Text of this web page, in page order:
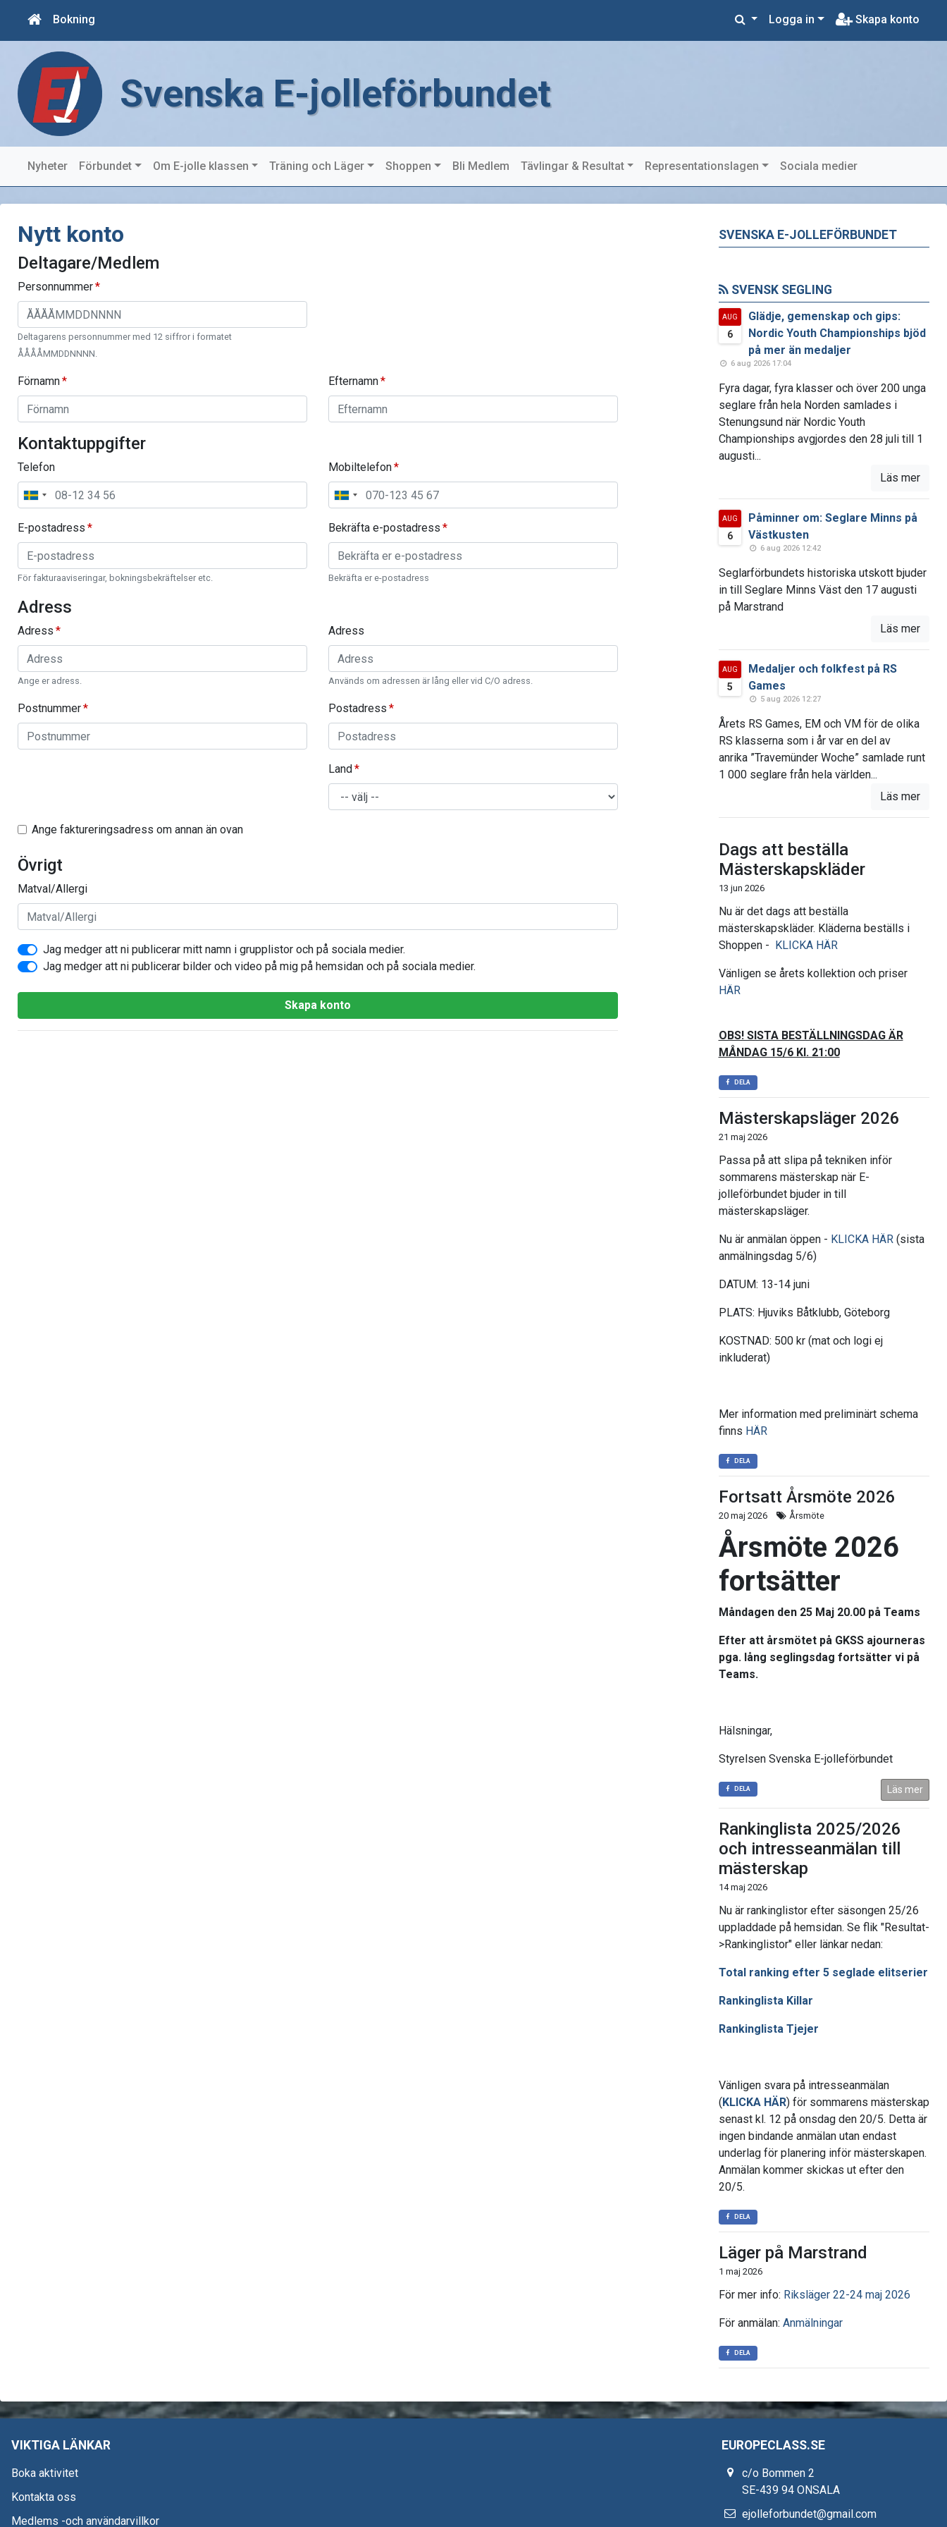
Bokning Logga in Skapa konto
Svenska E-jolleförbundet
Nyheter Förbundet Om E-jolle klassen Träning och Läger Shoppen Bli Medlem Tävlingar & Resultat Representationslagen Sociala medier
Nytt konto
Deltagare/Medlem
Personnummer
Deltagarens personnummer med 12 siffror i formatet
ÅÅÅÅMMDDNNNN.
Förnamn Efternamn
Kontaktuppgifter
Telefon Mobiltelefon
E-postadress
För fakturaaviseringar, bokningsbekräftelser etc.
Bekräfta e-postadress
Bekräfta er e-postadress
Adress
Adress
Ange er adress.
Adress
Används om adressen är lång eller vid C/O adress.
Postnummer Postadress
Land
Ange faktureringsadress om annan än ovan
Övrigt
Matval/Allergi
Jag medger att ni publicerar mitt namn i grupplistor och på sociala medier.
Jag medger att ni publicerar bilder och video på mig på hemsidan och på sociala medier.
Skapa konto
SVENSKA E-JOLLEFÖRBUNDET
SVENSK SEGLING
AUG
6
Glädje, gemenskap och gips:
Nordic Youth Championships bjöd
på mer än medaljer
6 aug 2026 17:04
Fyra dagar, fyra klasser och över 200 unga
seglare från hela Norden samlades i
Stenungsund när Nordic Youth
Championships avgjordes den 28 juli till 1
augusti...
Läs mer
AUG
6
Påminner om: Seglare Minns på
Västkusten
6 aug 2026 12:42
Seglarförbundets historiska utskott bjuder
in till Seglare Minns Väst den 17 augusti
på Marstrand
Läs mer
AUG
5
Medaljer och folkfest på RS
Games
5 aug 2026 12:27
Årets RS Games, EM och VM för de olika
RS klasserna som i år var en del av
anrika ”Travemünder Woche” samlade runt
1 000 seglare från hela världen...
Läs mer
Dags att beställa
Mästerskapskläder
13 jun 2026
Nu är det dags att beställa
mästerskapskläder. Kläderna beställs i
Shoppen - KLICKA HÄR
Vänligen se årets kollektion och priser
HÄR
OBS! SISTA BESTÄLLNINGSDAG ÄR
MÅNDAG 15/6 Kl. 21:00
DELA
Mästerskapsläger 2026
21 maj 2026
Passa på att slipa på tekniken inför
sommarens mästerskap när E-
jolleförbundet bjuder in till
mästerskapsläger.
Nu är anmälan öppen - KLICKA HÄR(sista
anmälningsdag 5/6)
DATUM: 13-14 juni
PLATS: Hjuviks Båtklubb, Göteborg
KOSTNAD: 500 kr (mat och logi ej
inkluderat)
Mer information med preliminärt schema
finns HÄR
DELA
Fortsatt Årsmöte 2026
20 maj 2026 Årsmöte
Årsmöte 2026
fortsätter
Måndagen den 25 Maj 20.00 på Teams
Efter att årsmötet på GKSSajourneras
pga. lång seglingsdag fortsätter vi på
Teams.
Hälsningar,
Styrelsen Svenska E-jolleförbundet
DELA Läs mer
Rankinglista 2025/2026
och intresseanmälan till
mästerskap
14 maj 2026
Nu är rankinglistor efter säsongen 25/26
uppladdade på hemsidan. Se flik "Resultat-
>Rankinglistor" eller länkar nedan:
Total ranking efter 5 seglade elitserier
Rankinglista Killar
Rankinglista Tjejer
Vänligen svara på intresseanmälan
(KLICKA HÄR) för sommarens mästerskap
senast kl. 12 på onsdag den 20/5. Detta är
ingen bindande anmälan utan endast
underlag för planering inför mästerskapen.
Anmälan kommer skickas ut efter den
20/5.
DELA
Läger på Marstrand
1 maj 2026
För mer info: Riksläger 22-24 maj 2026
För anmälan: Anmälningar
DELA
VIKTIGA LÄNKAR
Boka aktivitet
Kontakta oss
Medlems -och användarvillkor
EUROPECLASS.SE
c/o Bommen 2
SE-439 94 ONSALA
ejolleforbundet@gmail.com